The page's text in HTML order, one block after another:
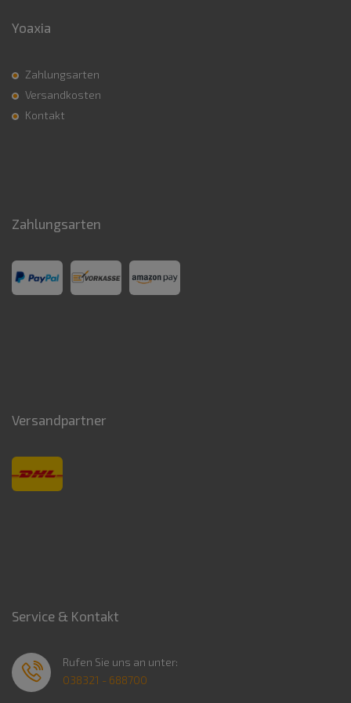
Yoaxia
Zahlungsarten
Versandkosten
Kontakt
Zahlungsarten
Versandpartner
Service & Kontakt
Rufen Sie uns an unter:
038321 - 688700